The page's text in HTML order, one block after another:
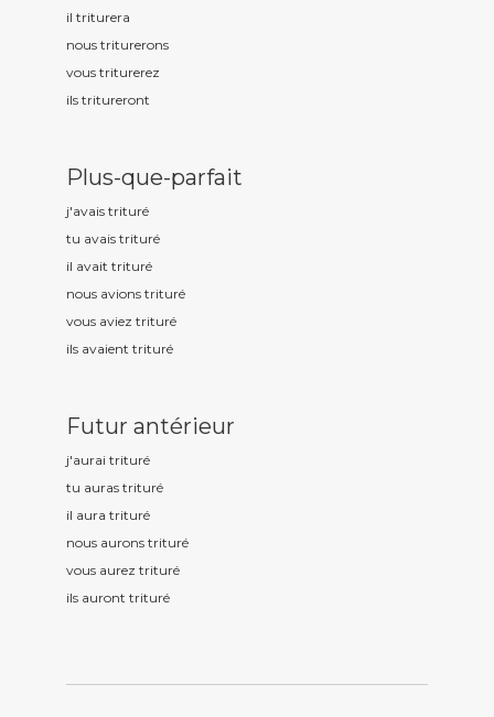
il triturera
nous triturerons
vous triturerez
ils tritureront
Plus-que-parfait
j'avais trituré
tu avais trituré
il avait trituré
nous avions trituré
vous aviez trituré
ils avaient trituré
Futur antérieur
j'aurai trituré
tu auras trituré
il aura trituré
nous aurons trituré
vous aurez trituré
ils auront trituré